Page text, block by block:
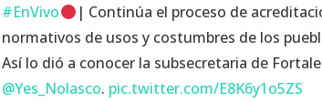
#EnVivo
| Continúa el proceso de
normativos de usos y costumbres de los
Así lo dió a conocer la subsecretaria de
@Yes_Nolasco. pic.twitter.com/E8K6y1o5ZS